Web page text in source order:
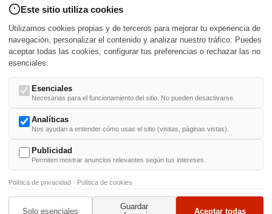
Andy Warhol (98)
Melissa George (50)
Vera Farmiga (53)
Jeremy Ratchford (61)
Jason O’Mara (54)
Nacimientos y estrenos en la fecha
DD/MM /
-U- V- W- X - -
© 1999-2014. Todos los derechos reservados.Condiciones de uso
Este sitio utiliza cookies
Utilizamos cookies propias y de terceros para mejorar tu experiencia de
navegación, personalizar el contenido y analizar nuestro tráfico. Puedes
aceptar todas las cookies, configurar tus preferencias o rechazar las no
esenciales.
Esenciales
Necesarias para el funcionamiento del sitio. No pueden desactivarse.
Analíticas
Nos ayudan a entender cómo usas el sitio (visitas, páginas vistas).
Publicidad
Permiten mostrar anuncios relevantes según tus intereses.
Política de privacidad · Política de cookies
Solo esenciales
Guardar
Aceptar todas